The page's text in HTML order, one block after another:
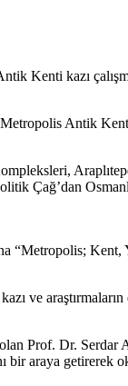
Kenti kazı
Antik
Çağ’dan
“Metropolis;
ve
Dr. Serdar
bir araya